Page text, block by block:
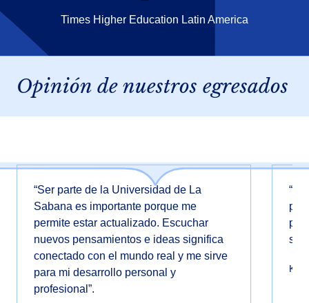
Times Higher Education Latin America
Opinión de nuestros egresados
“Ser parte de la Universidad de La
Sabana es importante porque me
permite estar actualizado. Escuchar
nuevos pensamientos e ideas significa
conectado con el mundo real y me sirve
para mi desarrollo personal y
profesional”.
“El